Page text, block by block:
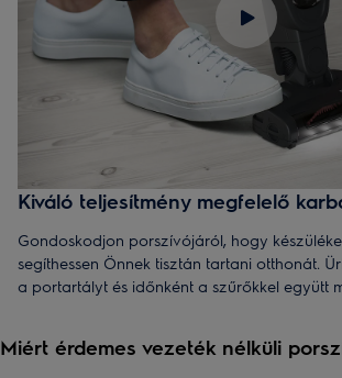
Kiváló teljesítmény megfelelő
Gondoskodjon porszívójáról, hogy
segíthessen Önnek tisztán tartani otthonát.
a portartályt és időnként a szűrőkkel együtt
egyszerűen kiszedheti, és vissza is rakhatja,
Miért érdemes vezeték nélküli